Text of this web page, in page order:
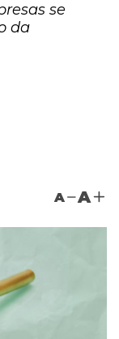
se
da
A A